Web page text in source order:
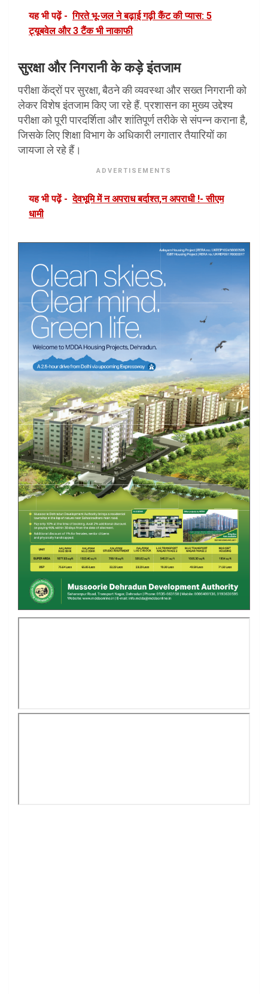
यह भी पढ़ें - गिरते भू-जल ने बढ़ाई गढ़ी कैंट की प्यास: 5
ट्यूबवेल और 3 टैंक भी नाकाफी
सुरक्षा और निगरानी के कड़े इंतजाम
परीक्षा केंद्रों पर सुरक्षा, बैठने की व्यवस्था और सख्त निगरानी को
लेकर विशेष इंतजाम किए जा रहे हैं. प्रशासन का मुख्य उद्देश्य
परीक्षा को पूरी पारदर्शिता और शांतिपूर्ण तरीके से संपन्न कराना है,
जिसके लिए शिक्षा विभाग के अधिकारी लगातार तैयारियों का
जायजा ले रहे हैं।
ADVERTISEMENTS
यह भी पढ़ें - देवभूमि में न अपराध बर्दाश्त,न अपराधी !- सीएम
धामी